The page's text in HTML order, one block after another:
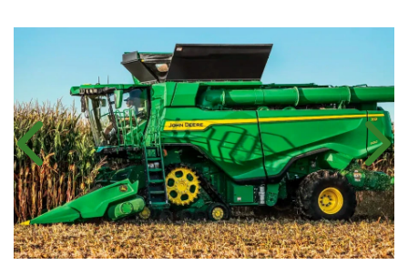
Anterior